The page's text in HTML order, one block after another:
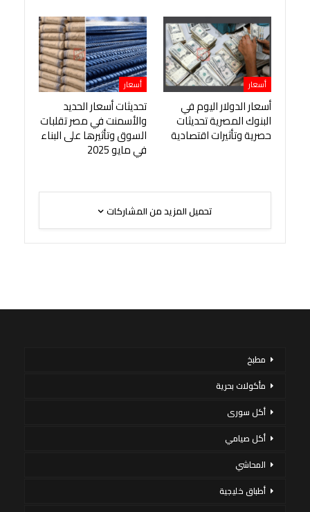
أسعار
أسعار الدولار اليوم في
البنوك المصرية تحديثات
حصرية وتأثيرات اقتصادية
أسعار
تحديثات أسعار الحديد
والأسمنت في مصر تقلبات
السوق وتأثيرها على البناء
في مايو 2025
تحميل المزيد من المشاركات
مطبخ
مأكولات بحرية
أكل سورى
أكل صيامي
المحاشي
أطباق خليجية